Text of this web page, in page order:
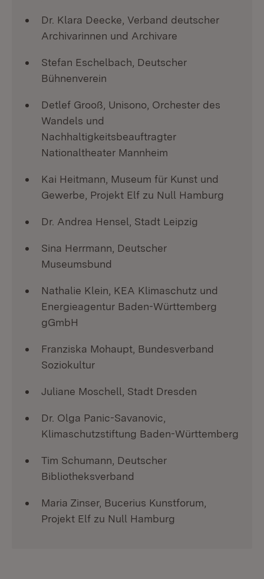
Dr. Klara Deecke, Verband deutscher
Archivarinnen und Archivare
Stefan Eschelbach, Deutscher
Bühnenverein
Detlef Grooß, Unisono, Orchester des
Wandels und
Nachhaltigkeitsbeauftragter
Nationaltheater Mannheim
Kai Heitmann, Museum für Kunst und
Gewerbe, Projekt Elf zu Null Hamburg
Dr. Andrea Hensel, Stadt Leipzig
Sina Herrmann, Deutscher
Museumsbund
Nathalie Klein, KEA Klimaschutz und
Energieagentur Baden-Württemberg
gGmbH
Franziska Mohaupt, Bundesverband
Soziokultur
Juliane Moschell, Stadt Dresden
Dr. Olga Panic-Savanovic,
Klimaschutzstiftung Baden-Württemberg
Tim Schumann, Deutscher
Bibliotheksverband
Maria Zinser, Bucerius Kunstforum,
Projekt Elf zu Null Hamburg